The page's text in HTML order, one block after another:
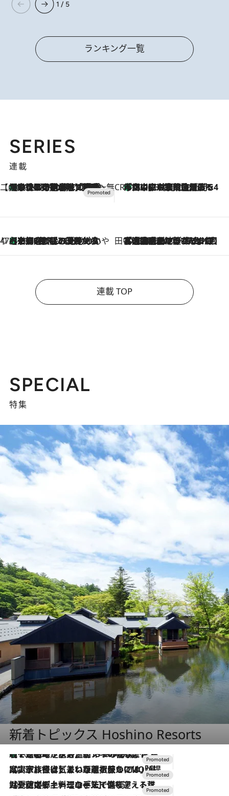
1 / 5
ランキング一覧
SERIES
連載
【CREA×星野リゾート】唯一無二。癒しと発見が待つ場所へ
2026.8.7
【トンボの足水浴】ヒノキの香りに包まれて涼感マックス！約13℃の湧水かけ流しを避暑地「星野温泉 トンボの湯」で体験 CREA'S CHOICE
2026.8.7
「立川にも歌舞伎があるんだよ」 片岡仁左衛門・市川中車ら豪華座組みで4年目の立川立飛歌舞伎へ
47都道府県の手みやげ ひんやりスイーツで夏を満喫
2026.8.7
【京都府】この夏絶対食べたい 冷やしておいしいおやつ3選 ひと口目から心を掴む新緑のテリーヌ 田中稲の勝手に再ブーム
2026.8.7
「湘南乃風に憧れて」観客大盛上がりの“タオル回し”に、ラッパー顔負けの高速歌唱まで…さだまさし（74）のアグレッシブすぎる現在地
連載 TOP
SPECIAL
特集
新着トピックス Hoshino Resorts
2026.8.7
【トンボの足水浴】ヒノキの香りに包まれて涼感マックス！約13℃の湧水かけ流しを避暑地「星野温泉 トンボの湯」で体験
2026.7.31
【ホテル帰省】という選択肢をOMOが提案。家族とほどよい距離を保つには「昼は実家、夜は気兼ねなくホテルで！」
2026.7.24
【夏限定ディナーコース】旬を迎える稚鮎や花ズッキーニなどをイタリア・トスカーナの郷土料理の手法で満喫！